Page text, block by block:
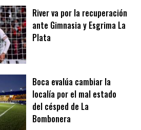
River va por la recuperación
ante Gimnasia y Esgrima La
Plata
Boca evalúa cambiar la
localía por el mal estado
del césped de La
Bombonera